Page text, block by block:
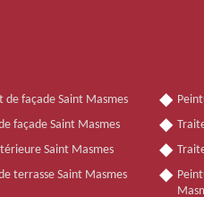
de façade Saint Masmes
façade Saint Masmes
Saint Masmes
terrasse Saint Masmes